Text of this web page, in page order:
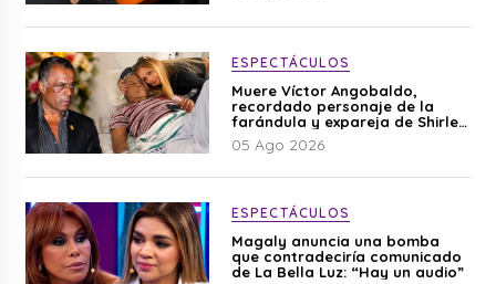
ESPECTÁCULOS
Muere Víctor Angobaldo,
recordado personaje de la
farándula y expareja de Shirley
Cherres
05 Ago 2026
ESPECTÁCULOS
Magaly anuncia una bomba
que contradeciría comunicado
de La Bella Luz: “Hay un audio”